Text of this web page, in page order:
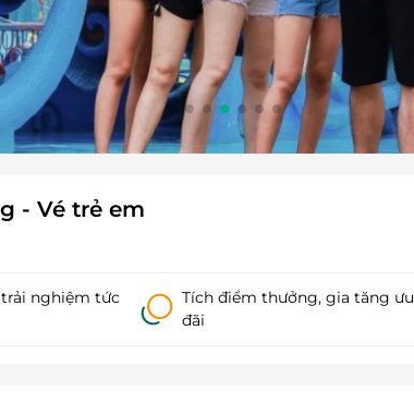
- Vé trẻ em
trải nghiệm tức
Tích điểm thưởng, gia tăng ưu
đãi